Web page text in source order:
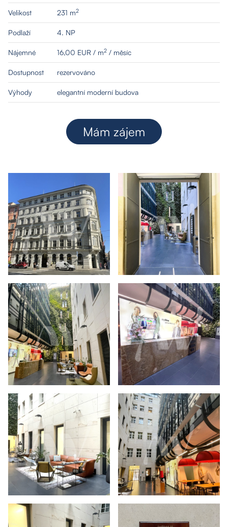
Kontakt
Velikost 231 m2
Podlaží 4. NP
Nájemné 16,00 EUR / m2 / měsíc
Dostupnost rezervováno
Výhody elegantní moderní budova
Mám zájem